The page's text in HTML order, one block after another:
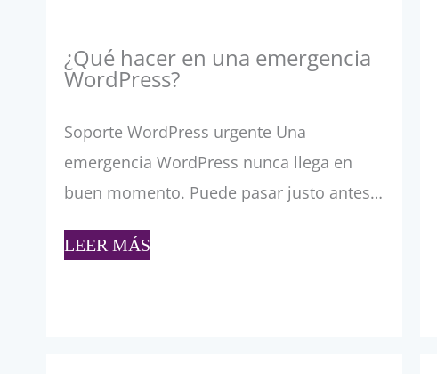
¿Qué hacer en una emergencia
WordPress?
Soporte WordPress urgente Una
emergencia WordPress nunca llega en
buen momento. Puede pasar justo antes…
LEER MÁS